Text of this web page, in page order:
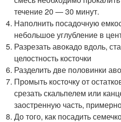
течение 20 — 30 минут.
Наполнить посадочную
небольшое углубление в
Разрезать авокадо вдоль,
целостность косточки
Разделить две половинки
Промыть косточку от
срезать скальпелем или
заостренную часть,
До того, как посадить